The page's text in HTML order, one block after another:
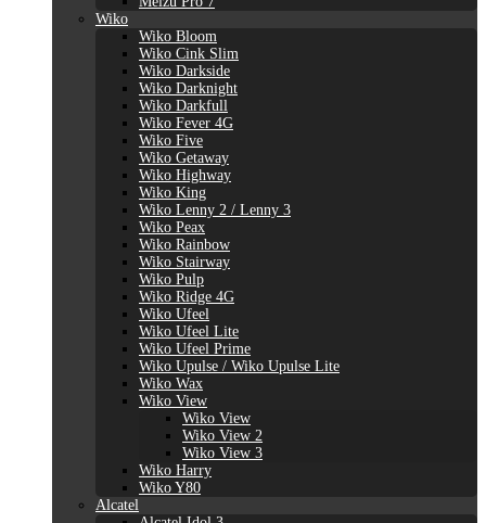
Wiko
Wiko Bloom
Wiko Cink Slim
Wiko Darkside
Wiko Darknight
Wiko Darkfull
Wiko Fever 4G
Wiko Five
Wiko Getaway
Wiko Highway
Wiko King
Wiko Lenny 2 / Lenny 3
Wiko Peax
Wiko Rainbow
Wiko Stairway
Wiko Pulp
Wiko Ridge 4G
Wiko Ufeel
Wiko Ufeel Lite
Wiko Ufeel Prime
Wiko Upulse / Wiko Upulse Lite
Wiko Wax
Wiko View
Wiko View
Wiko View 2
Wiko View 3
Wiko Harry
Wiko Y80
Alcatel